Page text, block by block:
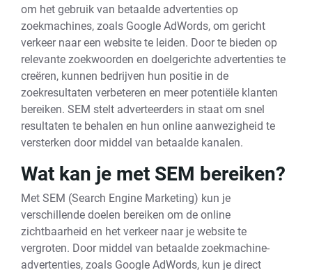
om het gebruik van betaalde advertenties op
zoekmachines, zoals Google AdWords, om gericht
verkeer naar een website te leiden. Door te bieden op
relevante zoekwoorden en doelgerichte advertenties te
creëren, kunnen bedrijven hun positie in de
zoekresultaten verbeteren en meer potentiële klanten
bereiken. SEM stelt adverteerders in staat om snel
resultaten te behalen en hun online aanwezigheid te
versterken door middel van betaalde kanalen.
Wat kan je met SEM bereiken?
Met SEM (Search Engine Marketing) kun je
verschillende doelen bereiken om de online
zichtbaarheid en het verkeer naar je website te
vergroten. Door middel van betaalde zoekmachine-
advertenties, zoals Google AdWords, kun je direct